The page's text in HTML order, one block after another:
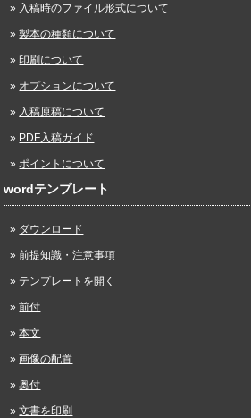
入稿時のファイル形式について
製本の種類について
印刷について
オプションについて
入稿原稿について
PDF入稿ガイド
ポイントについて
wordテンプレート
ダウンロード
前提知識・注意事項
テンプレートを開く
前付
本文
画像の配置
奥付
文書を印刷